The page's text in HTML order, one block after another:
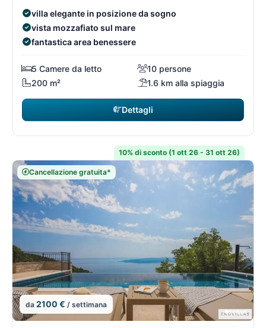
villa elegante in posizione da sogno
vista mozzafiato sul mare
fantastica area benessere
5 Camere da letto
10 persone
200 m²
1.6 km alla spiaggia
Dettagli
10% di sconto (1 ott 26 - 31 ott 26)
Cancellazione gratuita*
da 2100 € / settimana